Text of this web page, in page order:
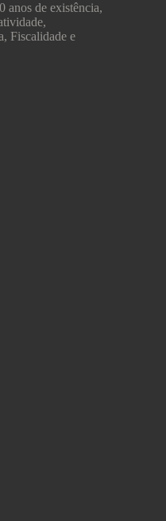
anos de existência,
Fiscalidade e